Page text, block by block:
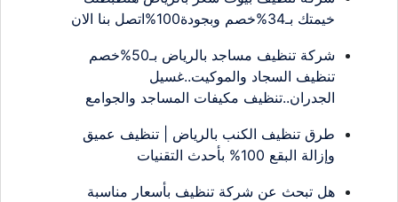
خيمتك بـ34%خصم وبجودة100%اتصل بنا الان
شركة تنظيف مساجد بالرياض بـ50%خصم
تنظيف السجاد والموكيت..غسيل
الجدران..تنظيف مكيفات المساجد والجوامع
طرق تنظيف الكنب بالرياض | تنظيف عميق
وإزالة البقع 100% بأحدث التقنيات
هل تبحث عن شركة تنظيف بأسعار مناسبة